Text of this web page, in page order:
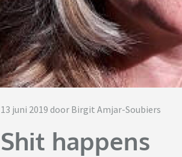
13 juni 2019 door Birgit Amjar-Soubiers
Shit happens